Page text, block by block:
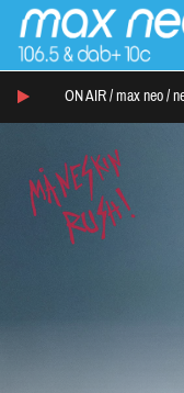
ON AIR / max neo /